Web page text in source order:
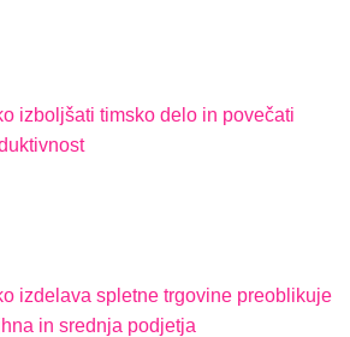
izboljšati timsko delo in povečati
izdelava spletne trgovine preoblikuje
in srednja podjetja